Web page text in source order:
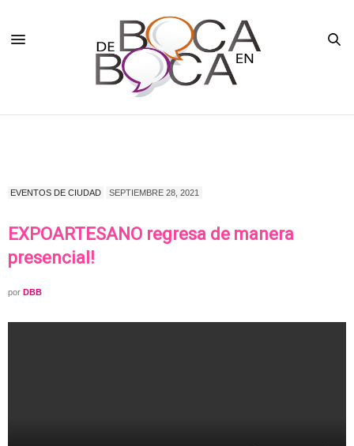
EVENTOS DE CIUDAD SEPTIEMBRE 28, 2021
EXPOARTESANO regresa de manera
presencial!
por DBB